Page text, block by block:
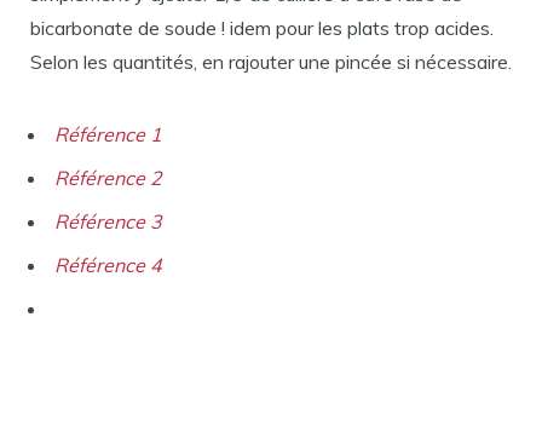
bicarbonate de soude ! idem pour les plats trop acides.
Selon les quantités, en rajouter une pincée si nécessaire.
Référence 1
Référence 2
Référence 3
Référence 4